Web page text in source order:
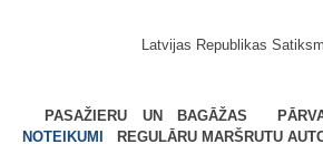
Latvijas Republikas
PASAŽIERU UN BAGĀŽAS
NOTEIKUMI
REGULĀRU MARŠRUTU